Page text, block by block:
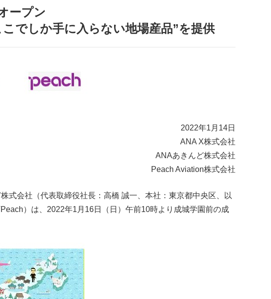
ープン
でしか手に入らない地場産品”を提供
2022年1月14日
ANA X株式会社
ANAあきんど株式会社
Peach Aviation株式会社
会社（代表取締役社長：高橋 誠一、本社：東京都中央区、以
）は、2022年1月16日（日）午前10時より成城学園前の成